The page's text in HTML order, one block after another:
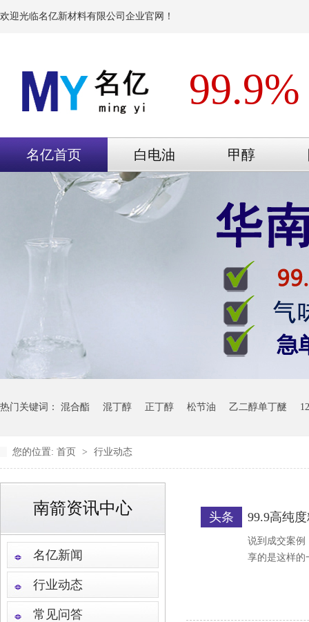
欢迎光临名亿新材料有限公司企业官网！
99.9%
名亿首页 白电油 甲醇
热门关键词： 混合酯 混丁醇 正丁醇 松节油 乙二醇单丁醚
您的位置: 首页 > 行业动态
南箭资讯中心
名亿新闻
行业动态
常见问答
99.9高纯
头条
说到成交案例
享的是这样的